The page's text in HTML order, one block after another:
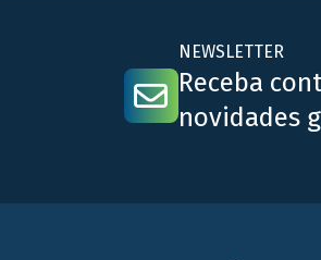
NEWSLETTER
Receba
novidades